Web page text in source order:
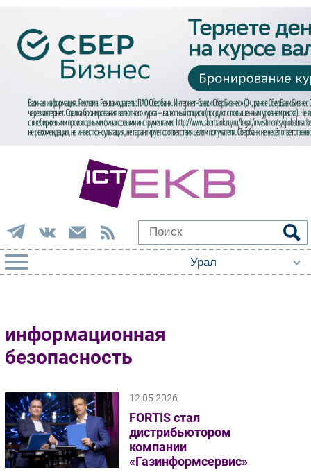
Импорто­замещение
Автоматизация Промышленности
Интернет
Фиксированная связь
Интеграция
Рынок ПК
Маркетинг
информационная
безопасность
12.05.2026
FORTIS стал
дистрибьютором
компании
«Газинформсервис»